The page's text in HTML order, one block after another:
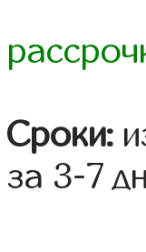
Сроки:
за 3-7